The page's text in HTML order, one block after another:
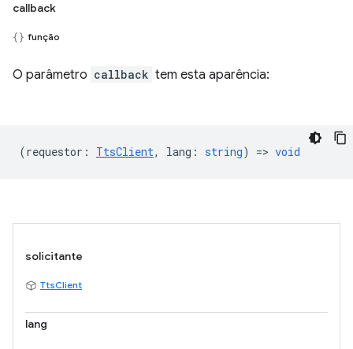
callback
função
O parâmetro callback tem esta aparência:
(requestor : TtsClient, lang : string) => void
solicitante
TtsClient
lang